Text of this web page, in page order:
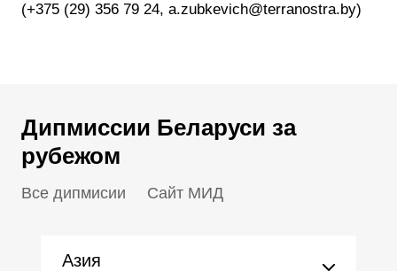
(+375 (29) 356 79 24, a.zubkevich@terranostra.by)
Дипмиссии Беларуси за
рубежом
Все дипмисии Сайт МИД
Азия